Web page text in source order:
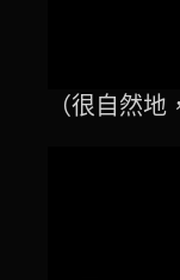
（很自然地